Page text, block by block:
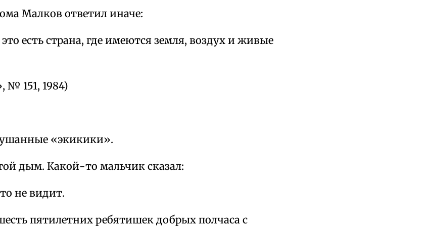
Малков ответил иначе:
есть страна, где имеются земля, воздух и живые
№ 151, 1984)
«экикики».
дым. Какой-то мальчик сказал:
не видит.
пятилетних ребятишек добрых полчаса с